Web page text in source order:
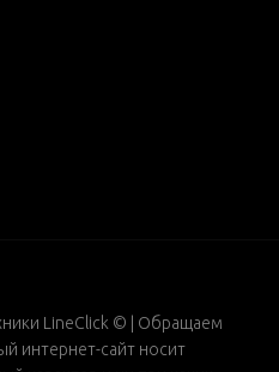
LineClick © | Обращаем
интернет-сайт носит